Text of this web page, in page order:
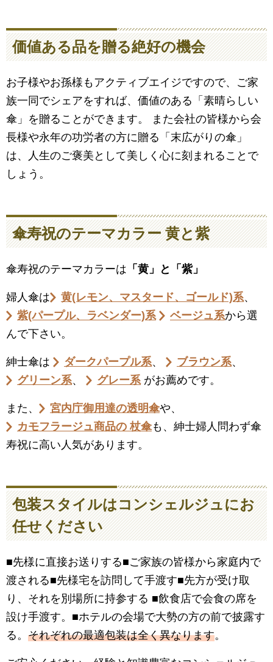
価値ある品を贈る絶好の機会
お子様やお孫様もアクティブエイジですので、ご家
族一同でシェアをすれば、価値のある「素晴らしい
傘」を贈ることができます。 また会社の皆様から会
長様や永年の功労者の方に贈る「末広がりの傘」
は、人生のご褒美として美しく心に刻まれることで
しょう。
傘寿祝のテーマカラー 黄と紫
傘寿祝のテーマカラーは 「黄」と「紫」
婦人傘は 黄(レモン、マスタード、ゴールド)系、
紫(パープル、ラベンダー)系
ベージュ系から選
んで下さい。
紳士傘は ダークパープル系、 ブラウン系、
グリーン系、 グレー系がお薦めです。
また、 宮内庁御用達の透明傘や、
カモフラージュ商品の 杖傘も、紳士婦人問わず傘
寿祝に高い人気があります。
包装スタイルはコンシェルジュにお
任せください
■先様に直接お送りする■ご家族の皆様から家庭内で
渡される■先様宅を訪問して手渡す■先方が受け取
り、それを別場所に持参する ■飲食店で会食の席を
設け手渡す。■ホテルの会場で大勢の方の前で披露す
る。 それぞれの最適包装は全く異なります。